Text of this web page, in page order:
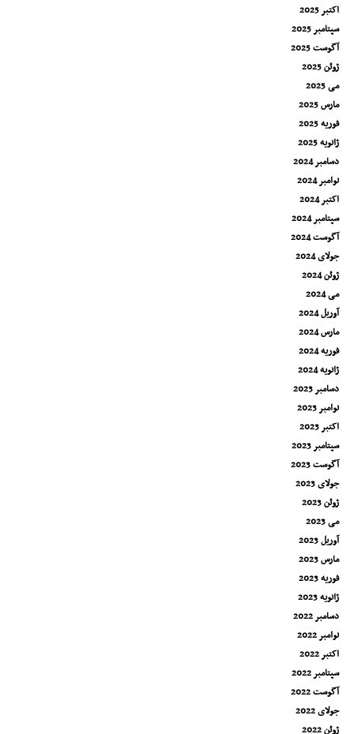
اکتبر 2025
سپتامبر 2025
آگوست 2025
ژوئن 2025
می 2025
مارس 2025
فوریه 2025
ژانویه 2025
دسامبر 2024
نوامبر 2024
اکتبر 2024
سپتامبر 2024
آگوست 2024
جولای 2024
ژوئن 2024
می 2024
آوریل 2024
مارس 2024
فوریه 2024
ژانویه 2024
دسامبر 2023
نوامبر 2023
اکتبر 2023
سپتامبر 2023
آگوست 2023
جولای 2023
ژوئن 2023
می 2023
آوریل 2023
مارس 2023
فوریه 2023
ژانویه 2023
دسامبر 2022
نوامبر 2022
اکتبر 2022
سپتامبر 2022
آگوست 2022
جولای 2022
ژوئن 2022